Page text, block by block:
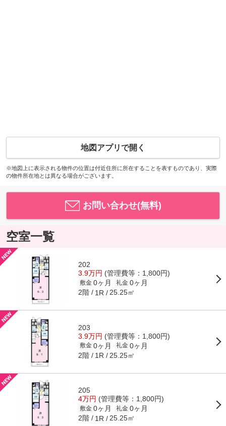
地図アプリで開く
※地図上に表示される物件の位置は付近住所に所在することを表すものであり、実際
の物件所在地とは異なる場合がございます。
お問い合わせ(無料)
空室一覧
202
3.9万円 (管理費等：1,800円)
敷金 0ヶ月 礼金 0ヶ月
2階 1R 25.25㎡
203
3.9万円 (管理費等：1,800円)
敷金 0ヶ月 礼金 0ヶ月
2階 1R 25.25㎡
205
4万円 (管理費等：1,800円)
敷金 0ヶ月 礼金 0ヶ月
2階 1R 25.25㎡